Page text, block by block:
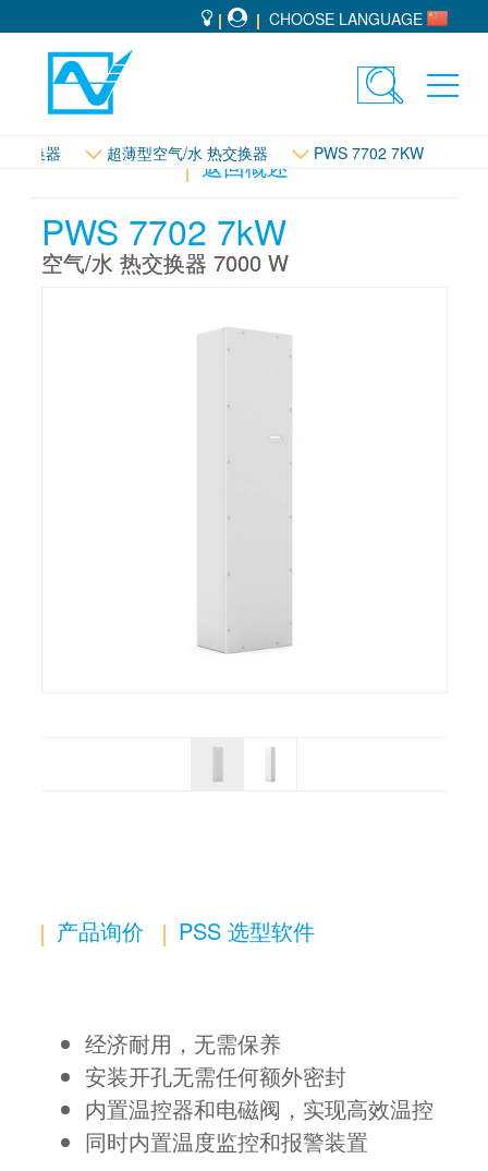
CHOOSE LANGUAGE
Toggle
交换器 超薄型空气/水 热交换器 PWS 7702 7KW
返回概述
PWS 7702 7kW
空气/水 热交换器 7000 W
产品询价 PSS 选型软件
经济耐用，无需保养
安装开孔无需任何额外密封
内置温控器和电磁阀，实现高效温控
同时内置温度监控和报警装置